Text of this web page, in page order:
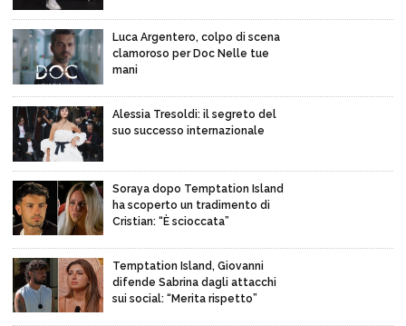
Luca Argentero, colpo di scena
clamoroso per Doc Nelle tue
mani
Alessia Tresoldi: il segreto del
suo successo internazionale
Soraya dopo Temptation Island
ha scoperto un tradimento di
Cristian: “È scioccata”
Temptation Island, Giovanni
difende Sabrina dagli attacchi
sui social: “Merita rispetto”